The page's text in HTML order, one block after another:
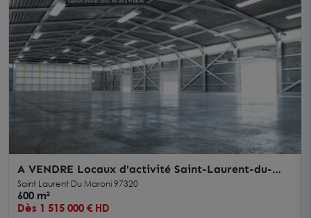
A VENDRE Locaux d'activité Saint-Laurent-du-
Maroni
Saint Laurent Du Maroni 97320
600 m²
Dès 1 515 000 € HD